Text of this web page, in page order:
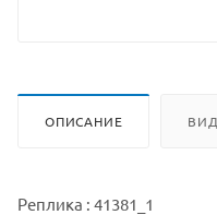
ОПИСАНИЕ
Реплика : 41381_1